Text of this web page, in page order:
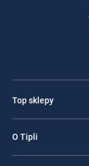
Top sklepy
O Tipli